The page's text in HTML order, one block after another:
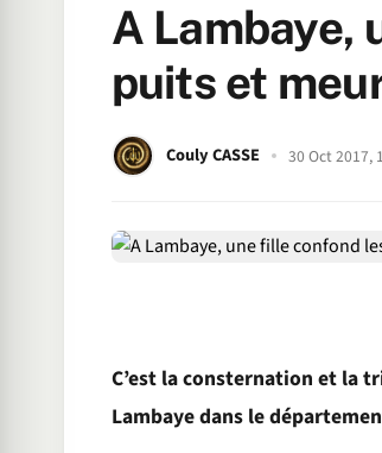
A Lambaye,
puits et
Couly CASSE 30 Oct 2017,
C’est la consternation et la
Lambaye dans le